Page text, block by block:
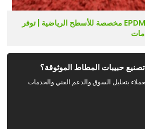
FM-S HIG: حبيبات EPDM مخصصة للأسطح الرياضية | توفر
حبيبات المطاط الموثوقة؟
بتحليل السوق والدعم الفني والخدمات